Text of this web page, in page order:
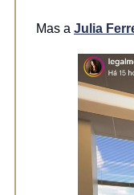
Mas a Julia